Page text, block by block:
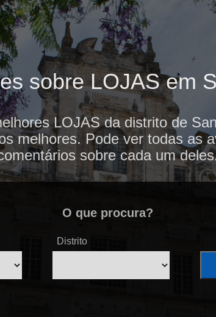
sobre LOJAS em
LOJAS da distrito de
melhores. Pode ver todas as
sobre cada um
O que procura?
Distrito